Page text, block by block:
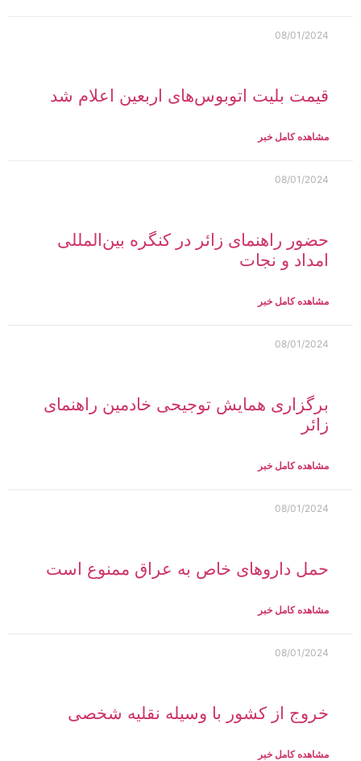
08/01/2024
قیمت بلیت اتوبوس‌های اربعین اعلام شد
مشاهده کامل خبر
08/01/2024
حضور راهنمای زائر در کنگره بین‌المللی
امداد و نجات
مشاهده کامل خبر
08/01/2024
برگزاری همایش توجیحی خادمین راهنمای
زائر
مشاهده کامل خبر
08/01/2024
حمل داروهای خاص به عراق ممنوع است
مشاهده کامل خبر
08/01/2024
خروج از کشور با وسیله نقلیه شخصی
مشاهده کامل خبر